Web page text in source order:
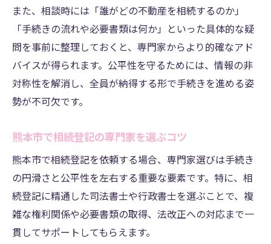
る
手間を減らすための書類整理とサポート体制
相続登記に必要な書類を効率的に揃える方
法
熊本市で相続登記の手間を減らすサポート
活用術
司法書士と行政書士のサポート体制を比較
ランキング上位の司法書士事務所を選ぶ基
準
また、相談時には「誰がどの不動産を相続するのか」
「手続きの流れや必要書類は何か」といった具体的な疑
問を事前に整理しておくと、専門家からより的確なアド
バイスが得られます。公平性を守るためには、情報の非
対称性を解消し、全員が納得する形で手続きを進める姿
勢が不可欠です。
熊本市で相続登記の専門家を選ぶコツ
熊本市で相続登記を依頼する場合、専門家選びは手続き
の円滑さと公平性を左右する重要な要素です。特に、相
続登記に精通した司法書士や行政書士を選ぶことで、複
雑な権利関係や必要書類の取得、法改正への対応まで一
貫してサポートしてもらえます。